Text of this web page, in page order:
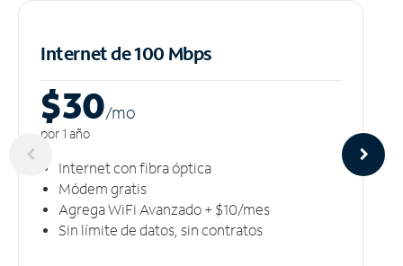
Internet de 100 Mbps
$30/mo
por 1 año
Internet con fibra óptica
Módem gratis
Agrega WiFi Avanzado + $10/mes
Sin límite de datos, sin contratos